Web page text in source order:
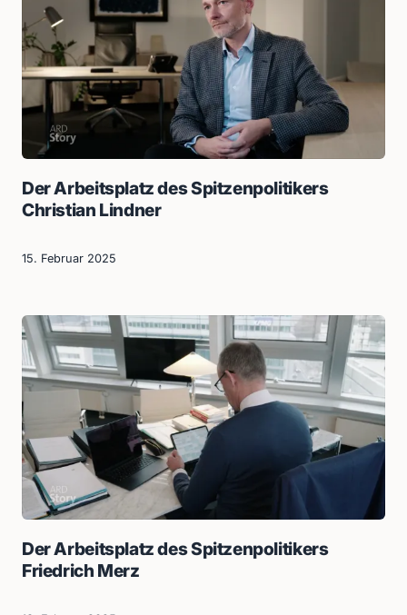
Der Arbeitsplatz des Spitzenpolitikers
Christian Lindner
15. Februar 2025
Der Arbeitsplatz des Spitzenpolitikers
Friedrich Merz